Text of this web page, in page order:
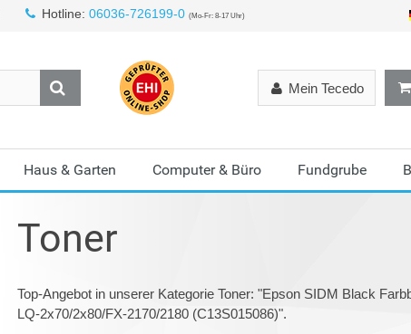
Hotline: 06036-726199-0 (Mo-Fr: 8-17 Uhr)
Mein Tecedo
Haus & Garten Computer & Büro Fundgrube
Toner
Top-Angebot in unserer Kategorie Toner: "Epson SIDM Black
LQ-2x70/2x80/FX-2170/2180 (C13S015086)".